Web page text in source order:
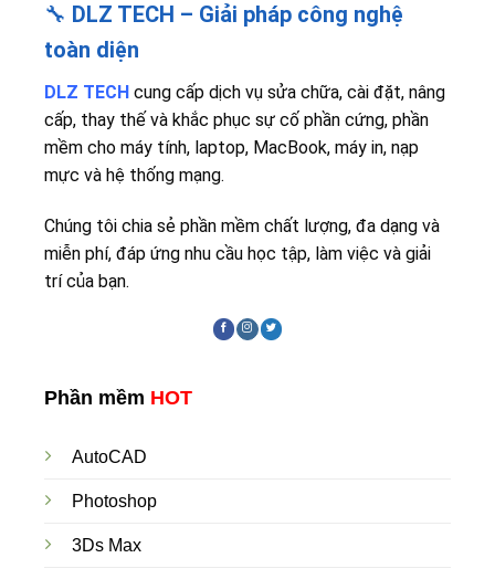
🔧 DLZ TECH – Giải pháp công nghệ
toàn diện
DLZ TECH cung cấp dịch vụ sửa chữa, cài đặt, nâng
cấp, thay thế và khắc phục sự cố phần cứng, phần
mềm cho máy tính, laptop, MacBook, máy in, nạp
mực và hệ thống mạng.
Chúng tôi chia sẻ phần mềm chất lượng, đa dạng và
miễn phí, đáp ứng nhu cầu học tập, làm việc và giải
trí của bạn.
Phần mềm HOT
AutoCAD
Photoshop
3Ds Max